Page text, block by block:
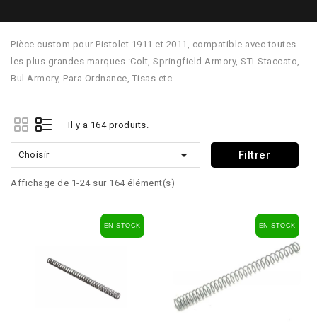
Pièce custom pour Pistolet 1911 et 2011, compatible avec toutes
les plus grandes marques :Colt, Springfield Armory, STI-Staccato,
Bul Armory, Para Ordnance, Tisas etc...
Il y a 164 produits.
Choisir  Filtrer
Affichage de 1-24 sur 164 élément(s)
EN STOCK EN STOCK